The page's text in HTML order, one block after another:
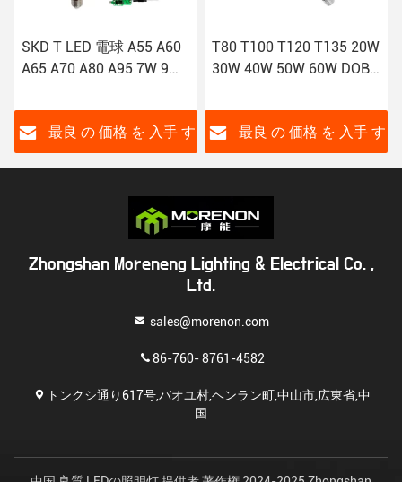
SKD T LED 電球 A55 A60
A65 A70 A80 A95 7W 9W
最良 の 価格 を 入手 す
T80 T100 T120 T135 20W
30W 40W 50W 60W DOB
最良 の 価格 を 入手 す
Zhongshan Moreneng Lighting & Electrical Co. ,
Ltd.
sales@morenon.com
86-760- 8761-4582
トンクシ通り617号,バオユ村,ヘンラン町,中山市,広東省,中
国